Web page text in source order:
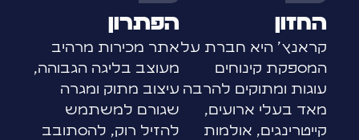
החזון
קראנץ' היא חברת על
המספקת קינוחים
עוגות ומתוקים להרבה
מאד בעלי ארועים,
קייטרינגים, אולמות
הפתרון
אתר מכירות מרהיב
מעוצב בליגה הגבוהה,
עיצוב מתוק ומגרה
שגורם למשתמש
להזיל רוק, להסתובב